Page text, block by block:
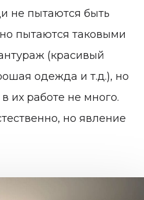
не пытаются быть
пытаются таковыми
(красивый
одежда и т.д.), но
их работе не много.
но явление